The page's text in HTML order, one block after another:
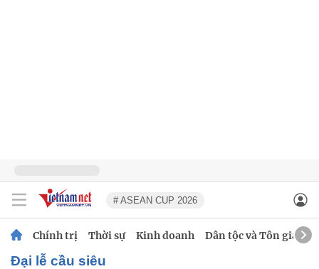
# ASEAN CUP 2026
Chính trị Thời sự Kinh doanh Dân tộc và Tôn giáo
Đại lễ cầu siêu